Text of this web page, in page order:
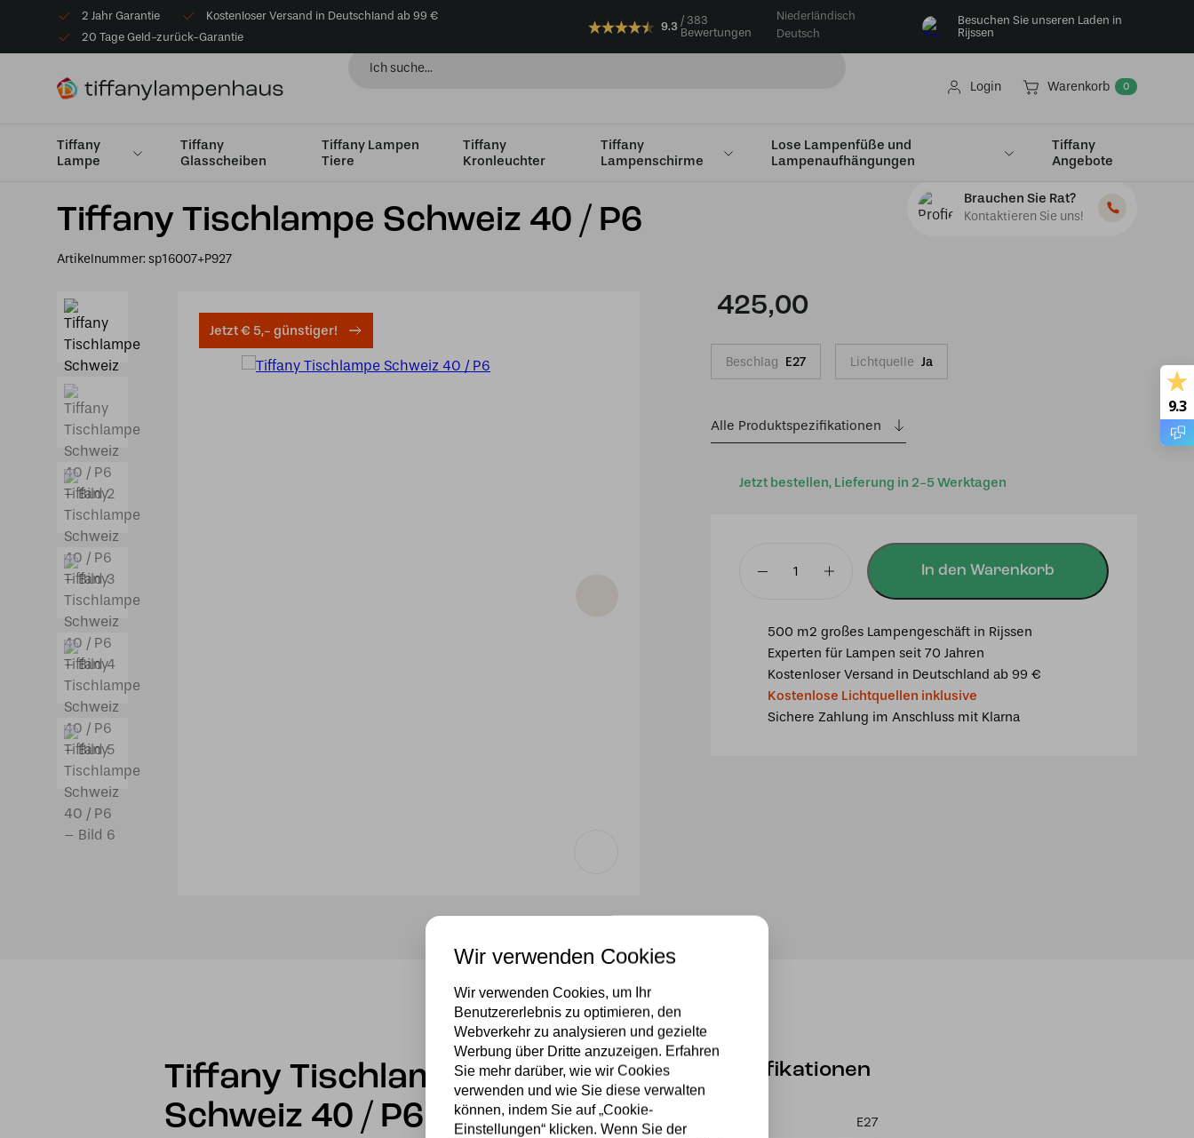
2 Jahr Garantie
Kostenloser Versand in Deutschland ab 99 €
20 Tage Geld-zurück-Garantie
9.3
383
Bewertungen
Niederländisch
Deutsch
Besuchen Sie unseren Laden in
Rijssen
Login Warenkorb 0
Tiffany
Lampe
Tiffany
Glasscheiben
Tiffany Lampen
Tiere
Tiffany
Kronleuchter
Tiffany
Lampenschirme
Lose Lampenfüße und
Lampenaufhängungen
Tiffany
Angebote
Startseite Tiffany Tischlampe Tischlampen Medium Ø36 - Ø49cm Tiffany Tischlampe Schweiz 40 / P6
Tiffany Tischlampe Schweiz 40 / P6
Artikelnummer: sp16007+P927
Brauchen Sie Rat?
Kontaktieren Sie uns!
Jetzt € 5,- günstiger!
Jetzt bestellen, Lieferung in 2-5 Werktagen
425,00
Beschlag E27 Lichtquelle Ja
Alle Produktspezifikationen
Menge
In den Warenkorb
500 m2 großes Lampengeschäft in Rijssen
Experten für Lampen seit 70 Jahren
Kostenloser Versand in Deutschland ab 99 €
Kostenlose Lichtquellen inklusive
Sichere Zahlung im Anschluss mit Klarna
Tiffany Tischlampe
Schweiz 40 / P6
Spezifikationen
E27
9.3
Wir verwenden Cookies
Wir verwenden Cookies, um Ihr
Benutzererlebnis zu optimieren, den
Webverkehr zu analysieren und gezielte
Werbung über Dritte anzuzeigen. Erfahren
Sie mehr darüber, wie wir Cookies
verwenden und wie Sie diese verwalten
können, indem Sie auf „Cookie-
Einstellungen“ klicken. Wenn Sie der